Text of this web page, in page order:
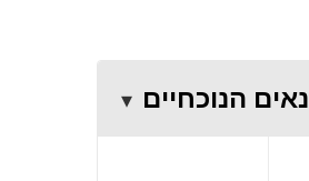
הנוכחיים